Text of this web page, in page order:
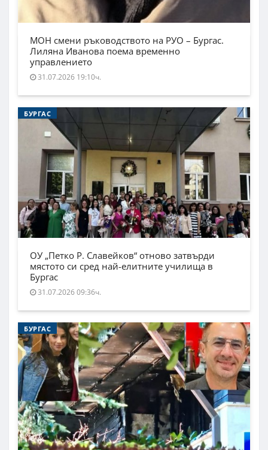
МОН смени ръководството на РУО – Бургас.
Лиляна Иванова поема временно
управлението
31.07.2026 19:10ч.
БУРГАС
ОУ „Петко Р. Славейков“ отново затвърди
мястото си сред най-елитните училища в
Бургас
31.07.2026 09:36ч.
БУРГАС